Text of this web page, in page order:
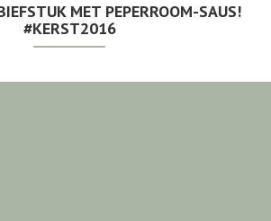
MET PEPERROOM-SAUS!
#KERST2016